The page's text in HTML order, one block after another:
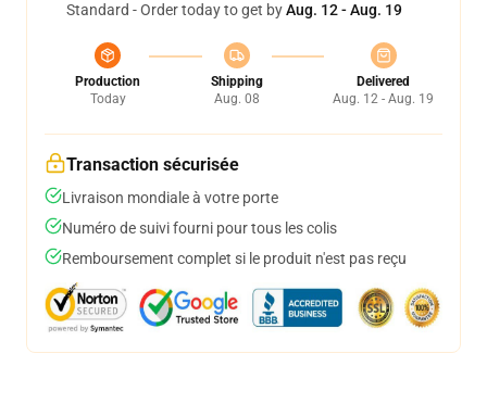
Standard - Order today to get byAug. 12 - Aug. 19
Production
Today
Shipping
Aug. 08
Delivered
Aug. 12 - Aug. 19
Transaction sécurisée
Livraison mondiale à votre porte
Numéro de suivi fourni pour tous les colis
Remboursement complet si le produit n'est pas reçu